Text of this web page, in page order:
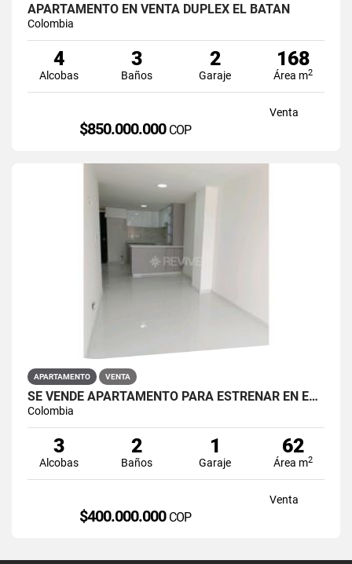
APARTAMENTO EN VENTA DÚPLEX EL BATÁN
Colombia
4
Alcobas
3
Baños
2
Garaje
168
Área m2
Venta
$850.000.000 COP
APARTAMENTO VENTA
SE VENDE APARTAMENTO PARA ESTRENAR EN EL BARRIO RESTREPO
Colombia
3
Alcobas
2
Baños
1
Garaje
62
Área m2
Venta
$400.000.000 COP